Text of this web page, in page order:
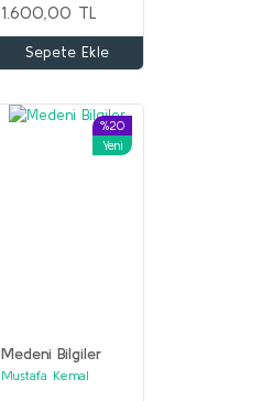
1.600,00 TL
Sepete Ekle
%20
Yeni
Medeni Bilgiler
Mustafa Kemal